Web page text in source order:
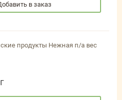
в заказ
продукты Нежная п/а вес